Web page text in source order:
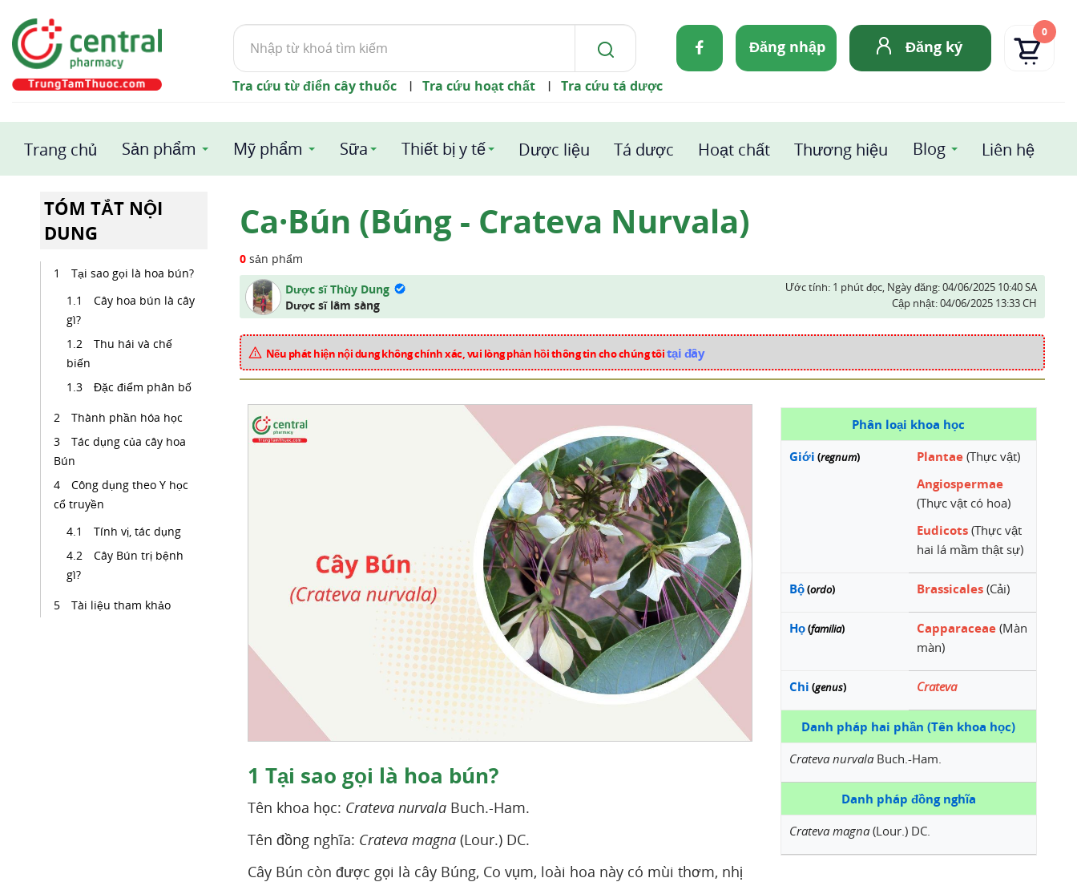
Tìm
kiếm
Đăng nhập Đăng ký
0
Tra cứu từ điển cây thuốc | Tra cứu hoạt chất | Tra cứu tá dược
Trang chủ Sản phẩm Mỹ phẩm Sữa Thiết bị y tế Dược liệu Tá dược Hoạt chất Thương hiệu Blog Liên hệ
TÓM TẮT NỘI
DUNG
Tại sao gọi là hoa bún?
Cây hoa bún là cây
gì?
Thu hái và chế
biến
Đặc điểm phân bố
Thành phần hóa học
Tác dụng của cây hoa
Bún
Công dụng theo Y học
cổ truyền
Tính vị, tác dụng
Cây Bún trị bệnh
gì?
Tài liệu tham khảo
Ca·Bún (Búng - Crateva Nurvala)
0sản phẩm
Dược sĩ Thùy Dung
Dược sĩ lâm sàng
Ước tính: 1 phút đọc, Ngày đăng:04/06/2025 10:40 SA
Cập nhật:04/06/2025 13:33 CH
Nếu phát hiện nội dung không chính xác, vui lòng phản hồi thông tin cho chúng tôitại đây
Phân loại khoa học
Giới (regnum) Plantae (Thực vật)
Angiospermae
(Thực vật có hoa)
Eudicots (Thực vật
hai lá mầm thật sự)
Bộ(ordo) Brassicales (Cải)
Họ(familia) Capparaceae (Màn
màn)
Chi (genus) Crateva
Danh pháp hai phần (Tên khoa học)
Crateva nurvalaBuch.-Ham.
Danh pháp đồng nghĩa
Crateva magna(Lour.) DC.
1 Tại sao gọi là hoa bún?
Tên khoa học: Crateva nurvalaBuch.-Ham.
Tên đồng nghĩa: Crateva magna(Lour.) DC.
Cây Bún còn được gọi là cây Búng, Co vụm, loài hoa này có mùi thơm, nhị